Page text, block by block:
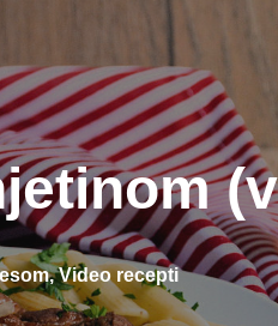
,Video recepti